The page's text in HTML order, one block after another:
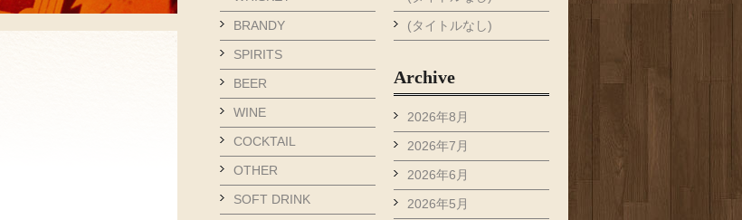
BRANDY
SPIRITS
BEER
WINE
COCKTAIL
OTHER
SOFT DRINK
(タイトルなし)
Archive
2026年8月
2026年7月
2026年6月
2026年5月